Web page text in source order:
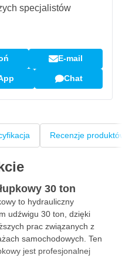
specjalistów
E-mail
Chat
Recenzje
30 ton
to hydrauliczny
udźwigu 30 ton, dzięki
prac związanych z
samochodowych. Ten
jest profesjonalnej